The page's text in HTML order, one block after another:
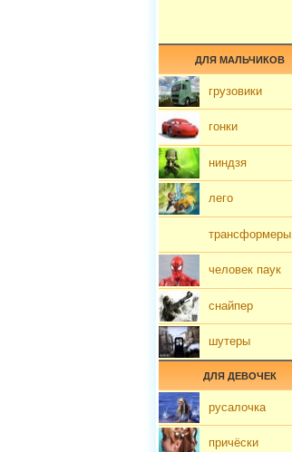
ДЛЯ МАЛЬЧИКОВ
грузовики
гонки
ниндзя
лего
трансформеры
человек паук
снайпер
шутеры
ДЛЯ ДЕВОЧЕК
русалочка
причёски